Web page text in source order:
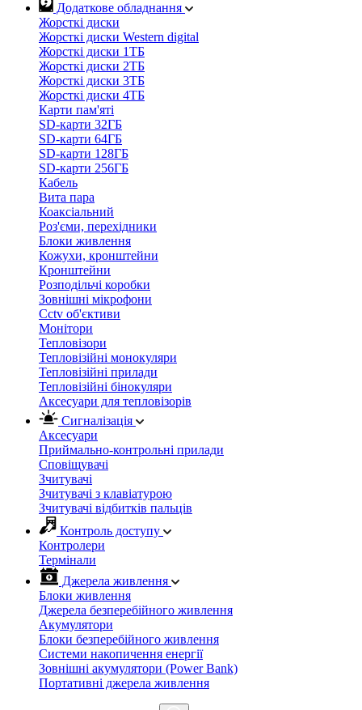
Додаткове обладнання
Жорсткі диски
Жорсткі диски Western digital
Жорсткі диски 1ТБ
Жорсткі диски 2ТБ
Жорсткі диски 3ТБ
Жорсткі диски 4ТБ
Карти пам'яті
SD-карти 32ГБ
SD-карти 64ГБ
SD-карти 128ГБ
SD-карти 256ГБ
Кабель
Вита пара
Коаксіальний
Роз'єми, перехідники
Блоки живлення
Кожухи, кронштейни
Кронштейни
Розподільчі коробки
Зовнішні мікрофони
Cctv об'єктиви
Монітори
Тепловізори
Тепловізійні монокуляри
Тепловізійні прилади
Тепловізійні бінокуляри
Аксесуари для тепловізорів
Сигналізація
Аксесуари
Приймально-контрольні прилади
Сповіщувачі
Зчитувачі
Зчитувачі з клавіатурою
Зчитувачі відбитків пальців
Контроль доступу
Контролери
Термінали
Джерела живлення
Блоки живлення
Джерела безперебійного живлення
Акумулятори
Блоки безперебійного живлення
Системи накопичення енергії
Зовнішні акумулятори (Power Bank)
Портативні джерела живлення